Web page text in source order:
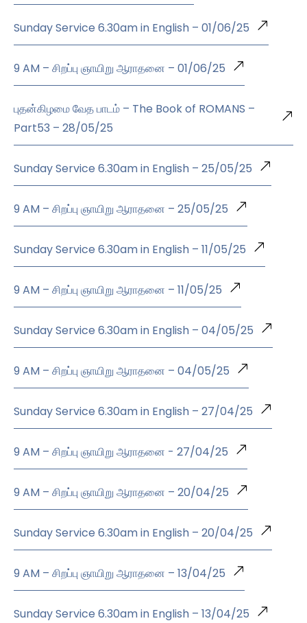
Sunday Service 6.30am in English – 01/06/25
9 AM – சிறப்பு ஞாயிறு ஆராதனை – 01/06/25
புதன்கிழமை வேத பாடம் – The Book of ROMANS –
Part53 – 28/05/25
Sunday Service 6.30am in English – 25/05/25
9 AM – சிறப்பு ஞாயிறு ஆராதனை – 25/05/25
Sunday Service 6.30am in English – 11/05/25
9 AM – சிறப்பு ஞாயிறு ஆராதனை – 11/05/25
Sunday Service 6.30am in English – 04/05/25
9 AM – சிறப்பு ஞாயிறு ஆராதனை – 04/05/25
Sunday Service 6.30am in English – 27/04/25
9 AM – சிறப்பு ஞாயிறு ஆராதனை - 27/04/25
9 AM – சிறப்பு ஞாயிறு ஆராதனை – 20/04/25
Sunday Service 6.30am in English – 20/04/25
9 AM – சிறப்பு ஞாயிறு ஆராதனை – 13/04/25
Sunday Service 6.30am in English – 13/04/25